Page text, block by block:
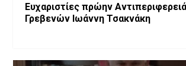
Ευχαριστίες πρώην
Γρεβενών Ιωάννη Τσακνάκη